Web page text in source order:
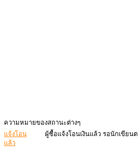
ความหมายของสถานะต่างๆ
แจ้งโอน
แล้ว
ผู้ซื้อแจ้งโอนเงินแล้ว รอนักเขียน